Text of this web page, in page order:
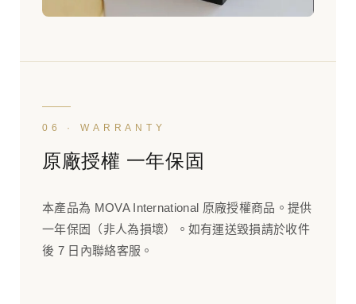
06 · WARRANTY
原廠授權 一年保固
本產品為 MOVA International 原廠授權商品。提供
一年保固（非人為損壞）。如有運送毀損請於收件
後 7 日內聯絡客服。